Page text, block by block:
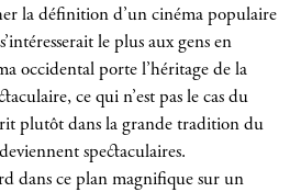
la définition d’un cinéma populaire
le plus aux gens en
occidental porte l’héritage de la
ce qui n’est pas le cas du
plutôt dans la grande tradition du
spectaculaires.
dans ce plan magnifique sur un